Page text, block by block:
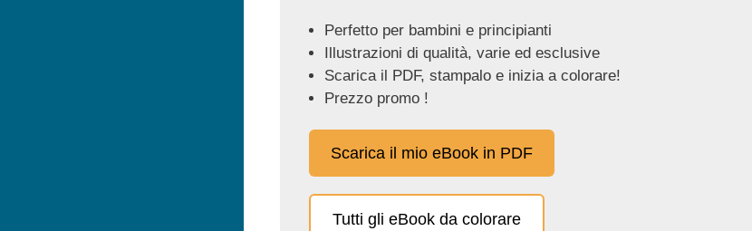
Perfetto per bambini e principianti
Illustrazioni di qualità, varie ed esclusive
Scarica il PDF, stampalo e inizia a colorare!
Prezzo promo !
Scarica il mio eBook in PDF
Tutti gli eBook da colorare